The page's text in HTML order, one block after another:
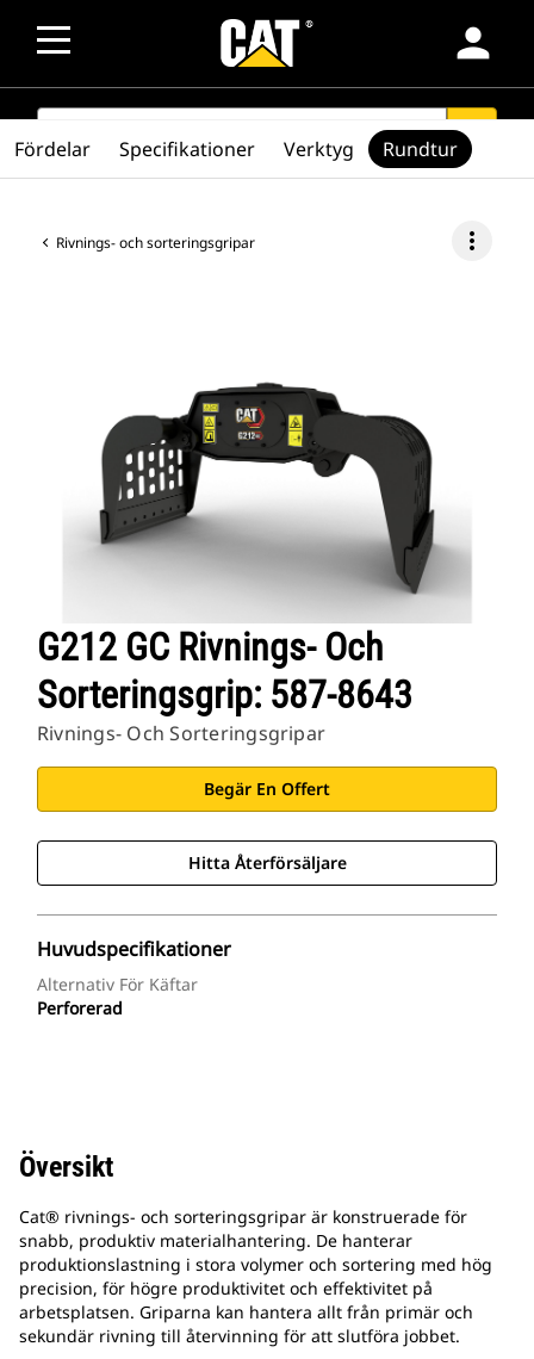
person
SEARCH search
Rivnings- och sorteringsgripar more_vert
G212 GC Rivnings- Och
Sorteringsgrip: 587-8643
Rivnings- Och Sorteringsgripar
Begär En Offert
Hitta Återförsäljare
Huvudspecifikationer
Alternativ För Käftar
Perforerad
Fördelar Specifikationer Verktyg Rundtur
Översikt
Cat® rivnings- och sorteringsgripar är konstruerade för
snabb, produktiv materialhantering. De hanterar
produktionslastning i stora volymer och sortering med hög
precision, för högre produktivitet och effektivitet på
arbetsplatsen. Griparna kan hantera allt från primär och
sekundär rivning till återvinning för att slutföra jobbet.